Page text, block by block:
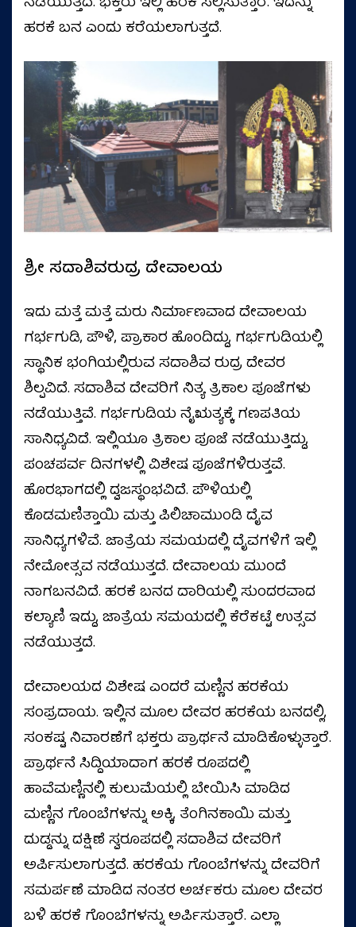
ಹರಕೆ ಬನ ಎಂದು ಕರೆಯಲಾಗುತ್ತದೆ.
ಶ್ರೀ ಸದಾಶಿವರುದ್ರ ದೇವಾಲಯ
ಇದು ಮತ್ತೆ ಮತ್ತೆ ಮರು ನಿರ್ಮಾಣವಾದ ದೇವಾಲಯ
ಗರ್ಭಗುಡಿ, ಪೌಳಿ, ಪ್ರಾಕಾರ ಹೊಂದಿದ್ದು, ಗರ್ಭಗುಡಿಯಲ್ಲಿ
ಸ್ಥಾನಿಕ ಭಂಗಿಯಲ್ಲಿರುವ ಸದಾಶಿವ ರುದ್ರ ದೇವರ
ಶಿಲ್ಪವಿದೆ. ಸದಾಶಿವ ದೇವರಿಗೆ ನಿತ್ಯ ತ್ರಿಕಾಲ ಪೂಜೆಗಳು
ನಡೆಯುತ್ತಿವೆ. ಗರ್ಭಗುಡಿಯ ನೈಋತ್ಯಕ್ಕೆ ಗಣಪತಿಯ
ಸಾನಿಧ್ಯವಿದೆ. ಇಲ್ಲಿಯೂ ತ್ರಿಕಾಲ ಪೂಜೆ ನಡೆಯುತ್ತಿದ್ದು,
ಪಂಚಪರ್ವ ದಿನಗಳಲ್ಲಿ ವಿಶೇಷ ಪೂಜೆಗಳಿರುತ್ತವೆ.
ಹೊರಭಾಗದಲ್ಲಿ ದ್ವಜಸ್ಥಂಭವಿದೆ. ಪೌಳಿಯಲ್ಲಿ
ಕೊಡಮಣಿತ್ತಾಯಿ ಮತ್ತು ಪಿಲಿಚಾಮುಂಡಿ ದೈವ
ಸಾನಿಧ್ಯಗಳಿವೆ. ಜಾತ್ರೆಯ ಸಮಯದಲ್ಲಿ ದೈವಗಳಿಗೆ ಇಲ್ಲಿ
ನೇಮೋತ್ಸವ ನಡೆಯುತ್ತದೆ. ದೇವಾಲಯ ಮುಂದೆ
ನಾಗಬನವಿದೆ. ಹರಕೆ ಬನದ ದಾರಿಯಲ್ಲಿ ಸುಂದರವಾದ
ಕಲ್ಯಾಣಿ ಇದ್ದು, ಜಾತ್ರೆಯ ಸಮಯದಲ್ಲಿ ಕೆರೆಕಟ್ಟೆ ಉತ್ಸವ
ನಡೆಯುತ್ತದೆ.
ದೇವಾಲಯದ ವಿಶೇಷ ಎಂದರೆ ಮಣ್ಣಿನ ಹರಕೆಯ
ಸಂಪ್ರದಾಯ. ಇಲ್ಲಿನ ಮೂಲ ದೇವರ ಹರಕೆಯ ಬನದಲ್ಲಿ,
ಸಂಕಷ್ಟ ನಿವಾರಣೆಗೆ ಭಕ್ತರು ಪ್ರಾರ್ಥನೆ ಮಾಡಿಕೊಳ್ಳುತ್ತಾರೆ.
ಪ್ರಾರ್ಥನೆ ಸಿದ್ದಿಯಾದಾಗ ಹರಕೆ ರೂಪದಲ್ಲಿ
ಹಾವೆಮಣ್ಣಿನಲ್ಲಿ ಕುಲುಮೆಯಲ್ಲಿ ಬೇಯಿಸಿ ಮಾಡಿದ
ಮಣ್ಣಿನ ಗೊಂಬೆಗಳನ್ನು ಅಕ್ಕಿ, ತೆಂಗಿನಕಾಯಿ ಮತ್ತು
ದುಡ್ಡನ್ನು ದಕ್ಷಿಣೆ ಸ್ವರೂಪದಲ್ಲಿ ಸದಾಶಿವ ದೇವರಿಗೆ
ಅರ್ಪಿಸುಲಾಗುತ್ತದೆ. ಹರಕೆಯ ಗೊಂಬೆಗಳನ್ನು ದೇವರಿಗೆ
ಸಮರ್ಪಣೆ ಮಾಡಿದ ನಂತರ ಅರ್ಚಕರು ಮೂಲ ದೇವರ
ಬಳಿ ಹರಕೆ ಗೊಂಬೆಗಳನ್ನು ಅರ್ಪಿಸುತ್ತಾರೆ. ಎಲ್ಲಾ